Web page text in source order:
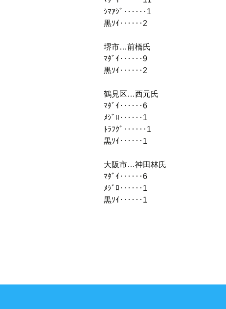
ｼﾏｱｼﾞ‥‥‥1
黒ｿｲ‥‥‥2
堺市…前橋氏
ﾏﾀﾞｲ‥‥‥9
黒ｿｲ‥‥‥2
鶴見区…西元氏
ﾏﾀﾞｲ‥‥‥6
ﾒｼﾞﾛ‥‥‥1
ﾄﾗﾌｸﾞ‥‥‥1
黒ｿｲ‥‥‥1
大阪市…神田林氏
ﾏﾀﾞｲ‥‥‥6
ﾒｼﾞﾛ‥‥‥1
黒ｿｲ‥‥‥1